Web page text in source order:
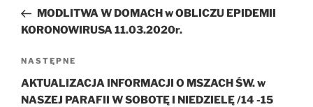
wpisMODLITWA W DOMACH w OBLICZU EPIDEMII
KORONOWIRUSA 11.03.2020r.
Następny
wpis
NASTĘPNE
AKTUALIZACJA INFORMACJI O MSZACH ŚW. w
NASZEJ PARAFII W SOBOTĘ I NIEDZIELĘ /14 -15